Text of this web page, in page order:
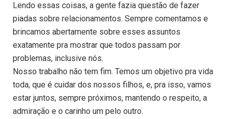
Lendo essas coisas, a gente fazia questão de fazer
piadas sobre relacionamentos. Sempre comentamos e
brincamos abertamente sobre esses assuntos
exatamente pra mostrar que todos passam por
problemas, inclusive nós.
Nosso trabalho não tem fim. Temos um objetivo pra vida
toda, que é cuidar dos nossos filhos, e, pra isso, vamos
estar juntos, sempre próximos, mantendo o respeito, a
admiração e o carinho um pelo outro.